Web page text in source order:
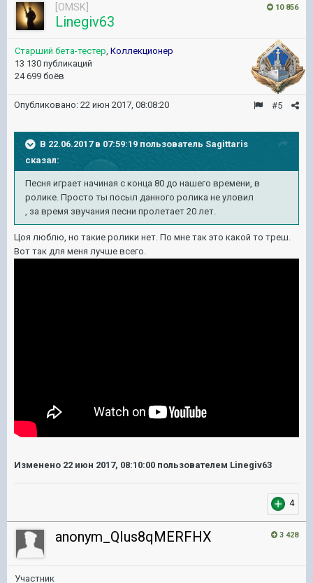
10 856
[OMSK]
Linegiv63
Старший бета-тестер, Коллекционер
13 130 публикаций
24 699 боёв
#5
Опубликовано: 22 июн 2017, 08:08:20
В 22.06.2017 в 07:59:19 пользователь Sagittaris
сказал:
Песня играет начиная с конца 80 до нашего времени, в
ролике. Просто ты посыл данного ролика не уловил
, за время звучания песни пролетает 20 лет.
Цоя люблю, но такие ролики нет. По мне так это какой то треш.
Вот так для меня лучше всего.
Изменено 22 июн 2017, 08:10:00 пользователем Linegiv63
4
3 428
anonym_QIus8qMERFHX
Участник